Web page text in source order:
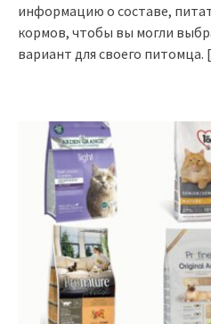
информацию о составе,
кормов, чтобы вы могли
вариант для своего питомца.